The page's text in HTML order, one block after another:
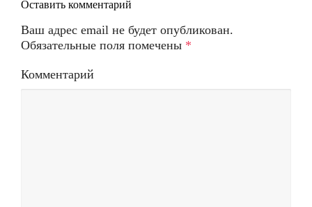
Оставить комментарий
Ваш адрес email не будет опубликован.
Обязательные поля помечены *
Комментарий